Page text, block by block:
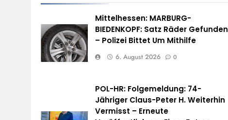
Mittelhessen: MARBURG-
BIEDENKOPF: Satz Räder Gefunden
– Polizei Bittet Um Mithilfe
6. August 2026 0
POL-HR: Folgemeldung: 74-
Jähriger Claus-Peter H. Weiterhin
Vermisst – Erneute